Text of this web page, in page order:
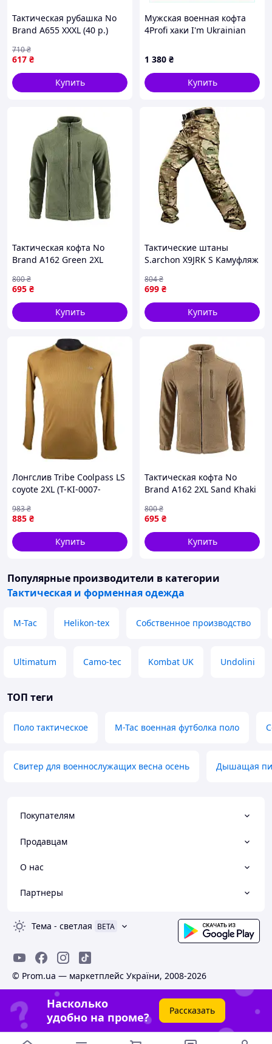
Тактическая рубашка No
Brand A655 XXXL (40 р.)
617 ₴
710₴
Купить
Мужская военная кофта
4Profi хаки I'm Ukrainian
1 380 ₴
Купить
Тактическая кофта No
Brand A162 Green 2XL
695 ₴
800₴
Купить
Тактические штаны
S.archon X9JRK S Камуфляж
699 ₴
804₴
Купить
Лонгслив Tribe Coolpass LS
coyote 2XL (T-KI-0007-
885 ₴
983₴
Купить
Тактическая кофта No
Brand A162 2XL Sand Khaki
695 ₴
800₴
Купить
Популярные производители в категории
Тактическая и форменная одежда
M-Tac Helikon-tex Собственное производство
Ultimatum Camo-tec Kombat UK Undolini
ТОП теги
Поло тактическое M-Tac военная футболка поло
Свитер для военнослужащих весна осень Дышащая
Покупателям
Продавцам
О нас
Партнеры
Тема - светлая BETA
© Prom.ua — маркетплейс України, 2008-2026
Насколько
удобно на проме?
Рассказать